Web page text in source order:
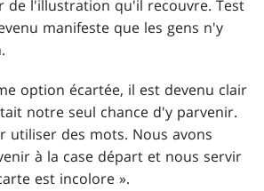
de l'illustration qu'il recouvre. Test
manifeste que les gens n'y
option écartée, il est devenu clair
notre seul chance d'y parvenir.
utiliser des mots. Nous avons
à la case départ et nous servir
est incolore ».